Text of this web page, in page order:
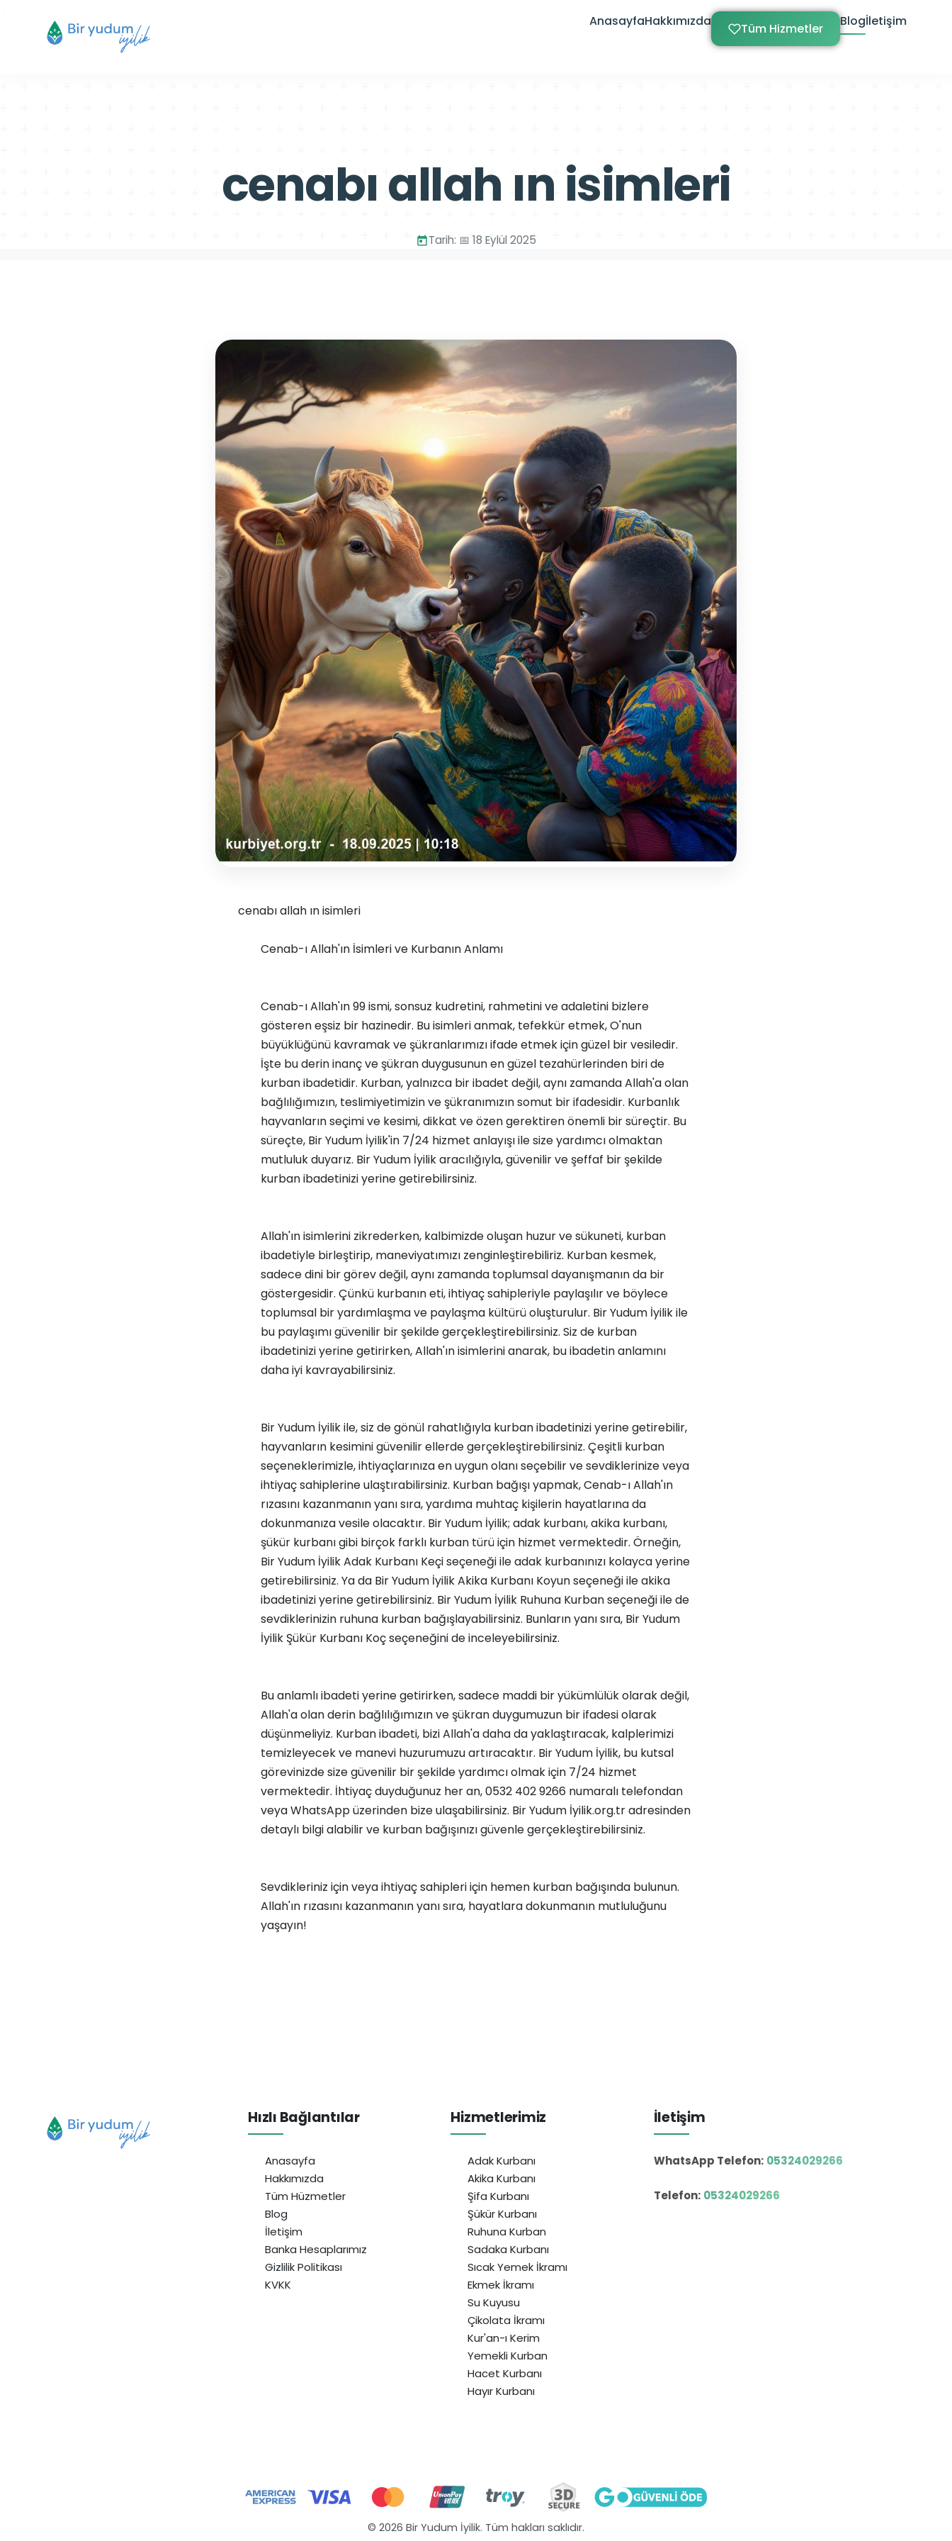
AnasayfaHakkımızda Tüm Hizmetler Blogİletişim
cenabı allah ın isimleri
Tarih: 📅 18 Eylül 2025
cenabı allah ın isimleri
Cenab-ı Allah'ın İsimleri ve Kurbanın Anlamı
Cenab-ı Allah'ın 99 ismi, sonsuz kudretini, rahmetini ve adaletini bizlere
gösteren eşsiz bir hazinedir. Bu isimleri anmak, tefekkür etmek, O'nun
büyüklüğünü kavramak ve şükranlarımızı ifade etmek için güzel bir vesiledir.
İşte bu derin inanç ve şükran duygusunun en güzel tezahürlerinden biri de
kurban ibadetidir. Kurban, yalnızca bir ibadet değil, aynı zamanda Allah'a olan
bağlılığımızın, teslimiyetimizin ve şükranımızın somut bir ifadesidir. Kurbanlık
hayvanların seçimi ve kesimi, dikkat ve özen gerektiren önemli bir süreçtir. Bu
süreçte, Bir Yudum İyilik'in 7/24 hizmet anlayışı ile size yardımcı olmaktan
mutluluk duyarız. Bir Yudum İyilik aracılığıyla, güvenilir ve şeffaf bir şekilde
kurban ibadetinizi yerine getirebilirsiniz.
Allah'ın isimlerini zikrederken, kalbimizde oluşan huzur ve sükuneti, kurban
ibadetiyle birleştirip, maneviyatımızı zenginleştirebiliriz. Kurban kesmek,
sadece dini bir görev değil, aynı zamanda toplumsal dayanışmanın da bir
göstergesidir. Çünkü kurbanın eti, ihtiyaç sahipleriyle paylaşılır ve böylece
toplumsal bir yardımlaşma ve paylaşma kültürü oluşturulur. Bir Yudum İyilik ile
bu paylaşımı güvenilir bir şekilde gerçekleştirebilirsiniz. Siz de kurban
ibadetinizi yerine getirirken, Allah'ın isimlerini anarak, bu ibadetin anlamını
daha iyi kavrayabilirsiniz.
Bir Yudum İyilik ile, siz de gönül rahatlığıyla kurban ibadetinizi yerine getirebilir,
hayvanların kesimini güvenilir ellerde gerçekleştirebilirsiniz. Çeşitli kurban
seçeneklerimizle, ihtiyaçlarınıza en uygun olanı seçebilir ve sevdiklerinize veya
ihtiyaç sahiplerine ulaştırabilirsiniz. Kurban bağışı yapmak, Cenab-ı Allah'ın
rızasını kazanmanın yanı sıra, yardıma muhtaç kişilerin hayatlarına da
dokunmanıza vesile olacaktır. Bir Yudum İyilik; adak kurbanı, akika kurbanı,
şükür kurbanı gibi birçok farklı kurban türü için hizmet vermektedir. Örneğin,
Bir Yudum İyilik Adak Kurbanı Keçiseçeneği ile adak kurbanınızı kolayca yerine
getirebilirsiniz. Ya da Bir Yudum İyilik Akika Kurbanı Koyunseçeneği ile akika
ibadetinizi yerine getirebilirsiniz. Bir Yudum İyilik Ruhuna Kurbanseçeneği ile de
sevdiklerinizin ruhuna kurban bağışlayabilirsiniz. Bunların yanı sıra, Bir Yudum
İyilik Şükür Kurbanı Koçseçeneğini de inceleyebilirsiniz.
Bu anlamlı ibadeti yerine getirirken, sadece maddi bir yükümlülük olarak değil,
Allah'a olan derin bağlılığımızın ve şükran duygumuzun bir ifadesi olarak
düşünmeliyiz. Kurban ibadeti, bizi Allah'a daha da yaklaştıracak, kalplerimizi
temizleyecek ve manevi huzurumuzu artıracaktır. Bir Yudum İyilik, bu kutsal
görevinizde size güvenilir bir şekilde yardımcı olmak için 7/24 hizmet
vermektedir. İhtiyaç duyduğunuz her an, 0532 402 9266 numaralı telefondan
veya WhatsApp üzerinden bize ulaşabilirsiniz. Bir Yudum İyilik.org.tr adresinden
detaylı bilgi alabilir ve kurban bağışınızı güvenle gerçekleştirebilirsiniz.
Sevdikleriniz için veya ihtiyaç sahipleri için hemen kurban bağışında bulunun.
Allah'ın rızasını kazanmanın yanı sıra, hayatlara dokunmanın mutluluğunu
yaşayın!
Hızlı Bağlantılar
Anasayfa
Hakkımızda
Tüm Hüzmetler
Blog
İletişim
Banka Hesaplarımız
Gizlilik Politikası
KVKK
Hizmetlerimiz
Adak Kurbanı
Akika Kurbanı
Şifa Kurbanı
Şükür Kurbanı
Ruhuna Kurban
Sadaka Kurbanı
Sıcak Yemek İkramı
Ekmek İkramı
Su Kuyusu
Çikolata İkramı
Kur'an-ı Kerim
Yemekli Kurban
Hacet Kurbanı
Hayır Kurbanı
İletişim
WhatsApp Telefon: 05324029266
Telefon: 05324029266
© 2026 Bir Yudum İyilik. Tüm hakları saklıdır.